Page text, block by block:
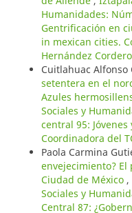
Humanidades:
Gentrificación en
in mexican cities.
Hernández Cordero
Cuitlahuac Alfonso
setentera en el
Azules
Sociales y
central 95:
Coordinadora del
Paola Carmina
envejecimiento?
Ciudad de México ,
Sociales y
Central 87: